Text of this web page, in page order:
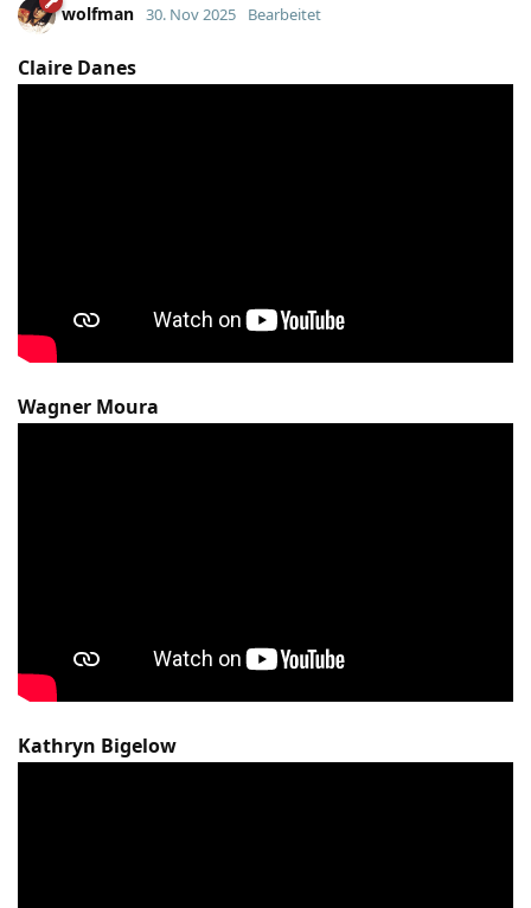
wolfman 30. Nov 2025 Bearbeitet
Claire Danes
Wagner Moura
Kathryn Bigelow